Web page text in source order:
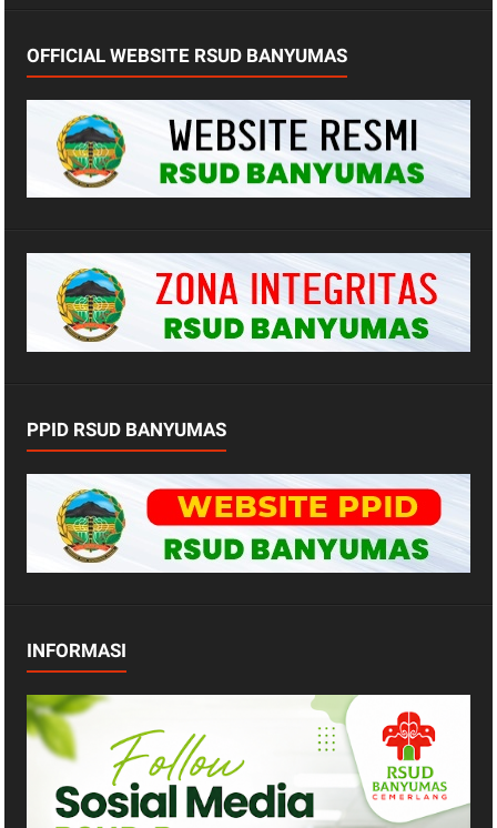
OFFICIAL WEBSITE RSUD BANYUMAS
PPID RSUD BANYUMAS
INFORMASI